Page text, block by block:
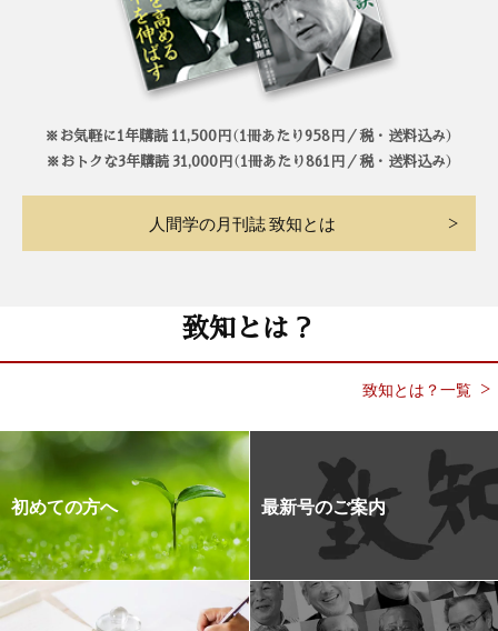
※お気軽に1年購読 11,500円（1冊あたり958円／税・送料込み）
※おトクな3年購読 31,000円（1冊あたり861円／税・送料込み）
人間学の月刊誌 致知とは
致知とは？
致知とは？一覧
初めての方へ 最新号のご案内